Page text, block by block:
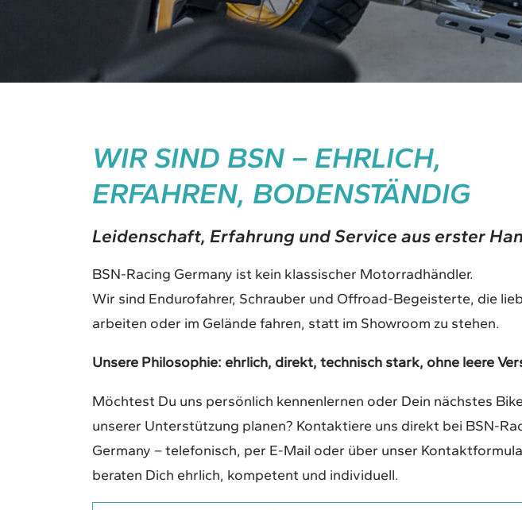
WIR SIND BSN – EHRLICH,
ERFAHREN, BODENSTÄNDIG
Leidenschaft, Erfahrung und Service aus erster
BSN-Racing Germany ist kein klassischer Motorradhändler.
Wir sind Endurofahrer, Schrauber und Offroad-Begeisterte, die
arbeiten oder im Gelände fahren, statt im Showroom zu stehen.
Unsere Philosophie: ehrlich, direkt, technisch stark, ohne leere
Möchtest Du uns persönlich kennenlernen oder Dein nächstes
unserer Unterstützung planen? Kontaktiere uns direkt bei BSN-
Germany – telefonisch, per E-Mail oder über unser
beraten Dich ehrlich, kompetent und individuell.